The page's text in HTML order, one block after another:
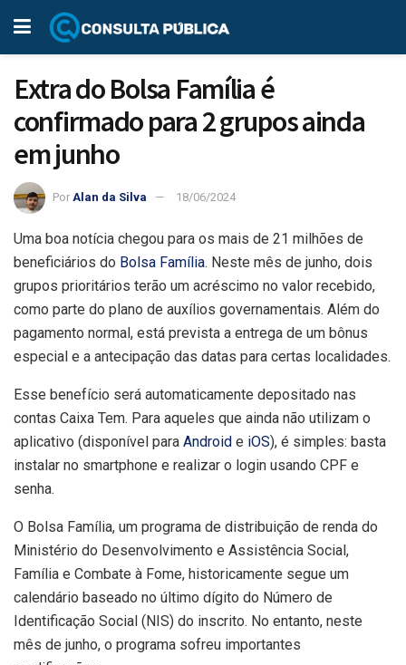
Extra do Bolsa Família é
confirmado para 2 grupos ainda
em junho
Por Alan da Silva 18/06/2024
Uma boa notícia chegou para os mais de 21 milhões de
beneficiários do Bolsa Família. Neste mês de junho, dois
grupos prioritários terão um acréscimo no valor recebido,
como parte do plano de auxílios governamentais. Além do
pagamento normal, está prevista a entrega de um bônus
especial e a antecipação das datas para certas localidades.
Esse benefício será automaticamente depositado nas
contas Caixa Tem. Para aqueles que ainda não utilizam o
aplicativo (disponível para Android e iOS), é simples: basta
instalar no smartphone e realizar o login usando CPF e
senha.
O Bolsa Família, um programa de distribuição de renda do
Ministério do Desenvolvimento e Assistência Social,
Família e Combate à Fome, historicamente segue um
calendário baseado no último dígito do Número de
Identificação Social (NIS) do inscrito. No entanto, neste
mês de junho, o programa sofreu importantes